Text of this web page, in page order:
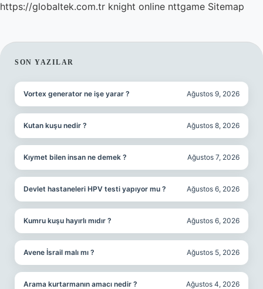
https://globaltek.com.tr knight online nttgame Sitemap
SIDEBAR
SON YAZILAR
Vortex generator ne işe yarar ? Ağustos 9, 2026
Kutan kuşu nedir ? Ağustos 8, 2026
Kıymet bilen insan ne demek ? Ağustos 7, 2026
Devlet hastaneleri HPV testi yapıyor mu ? Ağustos 6, 2026
Kumru kuşu hayırlı mıdır ? Ağustos 6, 2026
Avene İsrail malı mı ? Ağustos 5, 2026
Arama kurtarmanın amacı nedir ? Ağustos 4, 2026